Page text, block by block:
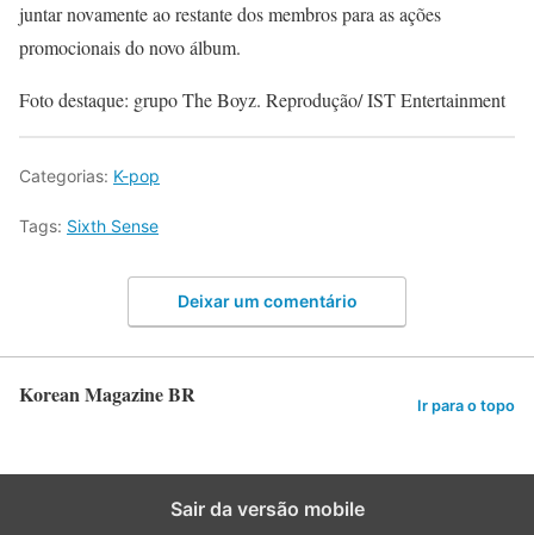
juntar novamente ao restante dos membros para as ações
promocionais do novo álbum.
Foto destaque: grupo The Boyz. Reprodução/ IST Entertainment
Categorias: K-pop
Tags: Sixth Sense
Deixar um comentário
Korean Magazine BR Ir para o topo
Sair da versão mobile